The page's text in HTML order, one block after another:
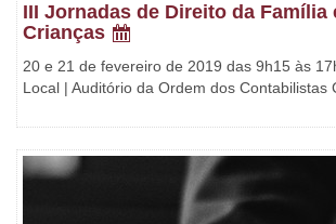
III Jornadas de Direito da Família
Crianças
20 e 21 de fevereiro de 2019 das 9h15 às
Local | Auditório da Ordem dos Contabilistas